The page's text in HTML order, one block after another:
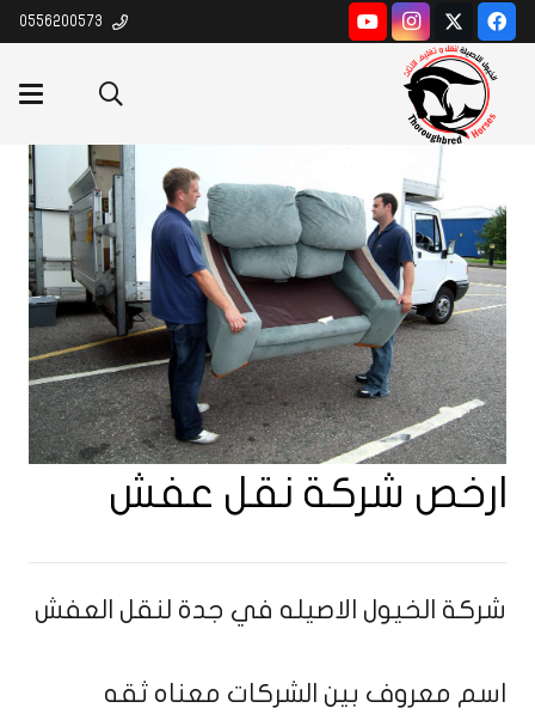
ارخص شركة نقل عفش
شركة الخيول الاصيله في جدة لنقل العفش
اسم معروف بين الشركات معناه ثقه